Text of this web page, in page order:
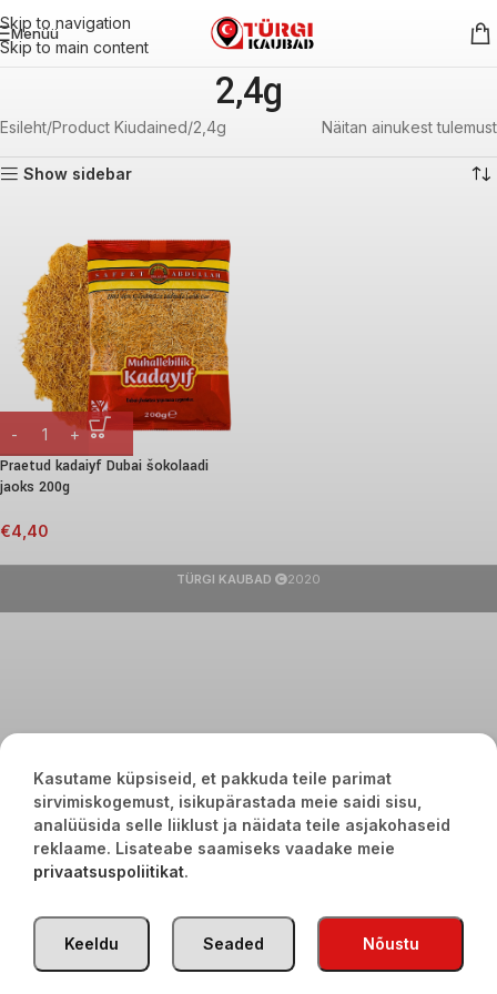
Skip to navigation
Skip to main content
Menüü
2,4g
Esileht Product Kiudained 2,4g Näitan ainukest tulemust
Show sidebar
Praetud kadaiyf Dubai šokolaadi
jaoks 200g
€4,40
TÜRGI KAUBAD 2020
Kasutame küpsiseid, et pakkuda teile parimat
sirvimiskogemust, isikupärastada meie saidi sisu,
analüüsida selle liiklust ja näidata teile asjakohaseid
reklaame. Lisateabe saamiseks vaadake meie
privaatsuspoliitikat.
Nõustu
Seaded
Keeldu